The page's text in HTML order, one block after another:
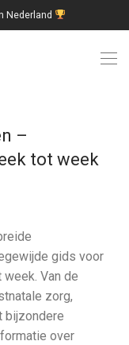
Nederland
–
tot week
gids voor
Van de
zorg,
bijzondere
over